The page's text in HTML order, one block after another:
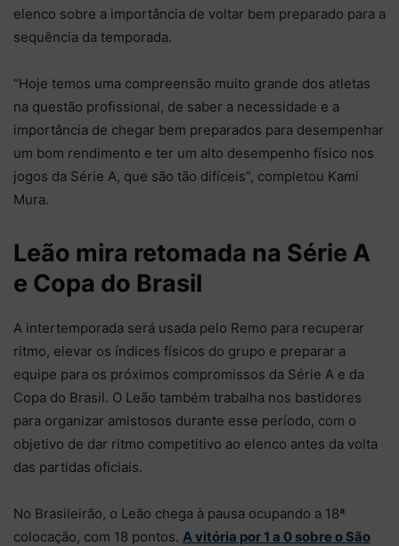
elenco sobre a importância de voltar bem preparado para a
sequência da temporada.
“Hoje temos uma compreensão muito grande dos atletas
na questão profissional, de saber a necessidade e a
importância de chegar bem preparados para desempenhar
um bom rendimento e ter um alto desempenho físico nos
jogos da Série A, que são tão difíceis”, completou Kami
Mura.
Leão mira retomada na Série A
e Copa do Brasil
A intertemporada será usada pelo Remo para recuperar
ritmo, elevar os índices físicos do grupo e preparar a
equipe para os próximos compromissos da Série A e da
Copa do Brasil. O Leão também trabalha nos bastidores
para organizar amistosos durante esse período, com o
objetivo de dar ritmo competitivo ao elenco antes da volta
das partidas oficiais.
No Brasileirão, o Leão chega à pausa ocupando a 18ª
colocação, com 18 pontos. A vitória por 1 a 0 sobre o São